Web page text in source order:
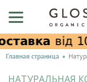
Главная страница
НАТУРАЛЬНАЯ